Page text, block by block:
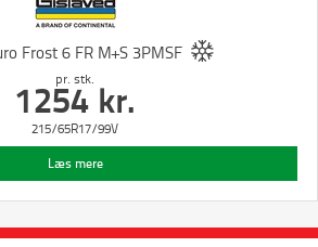
Frost 6 FR M+S 3PMSF
pr. stk.
1254kr.
215/65R17/99V
Læs mere